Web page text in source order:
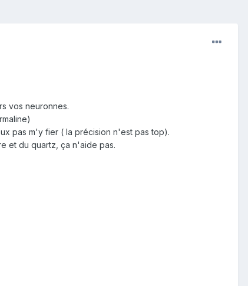
vos neuronnes.
pas m'y fier ( la précision n'est pas top).
et du quartz, ça n'aide pas.